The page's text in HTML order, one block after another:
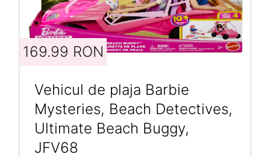
169.99 RON
Vehicul de plaja Barbie
Mysteries, Beach Detectives,
Ultimate Beach Buggy,
JFV68